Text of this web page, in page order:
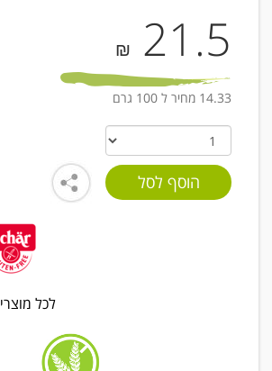
21.5
₪
14.33 מחיר ל 100 גרם
לכל מוצרי Schar לחץ כאן